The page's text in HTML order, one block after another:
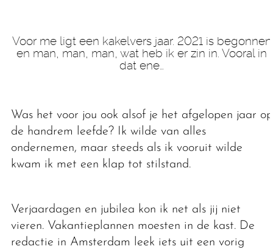
Voor me ligt een kakelvers jaar. 2021 is begonnen
en man, man, man, wat heb ik er zin in. Vooral in
dat ene…
Was het voor jou ook alsof je het afgelopen jaar op
de handrem leefde? Ik wilde van alles
ondernemen, maar steeds als ik vooruit wilde
kwam ik met een klap tot stilstand.
Verjaardagen en jubilea kon ik net als jij niet
vieren. Vakantieplannen moesten in de kast. De
redactie in Amsterdam leek iets uit een vorig